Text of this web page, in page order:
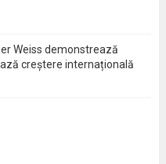
Weiss demonstrează
creștere internațională